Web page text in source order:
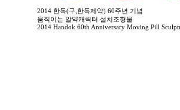
2014 한독(구,한독제약) 60주년 기념
움직이는 알약캐릭터 설치조형물
2014 Handok 60th Anniversary Moving Pill